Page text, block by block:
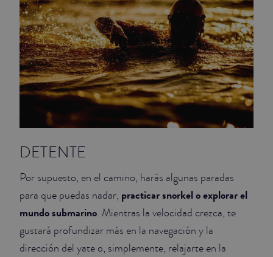
DETENTE
Por supuesto, en el camino, harás algunas paradas
para que puedas nadar, practicar snorkel o explorar el
mundo submarino. Mientras la velocidad crezca, te
gustará profundizar más en la navegación y la
dirección del yate o, simplemente, relajarte en la